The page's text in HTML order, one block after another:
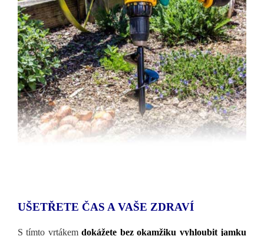
UŠETŘETE ČAS A VAŠE ZDRAVÍ
S tímto vrtákemdokážete bez okamžiku vyhloubit jamku